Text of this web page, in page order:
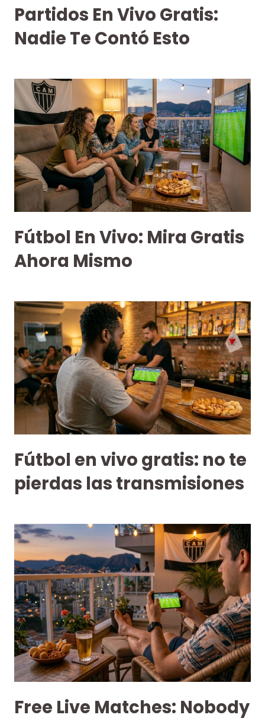
Partidos En Vivo Gratis:
Nadie Te Contó Esto
Fútbol En Vivo: Mira Gratis
Ahora Mismo
Fútbol en vivo gratis: no te
pierdas las transmisiones
Free Live Matches: Nobody